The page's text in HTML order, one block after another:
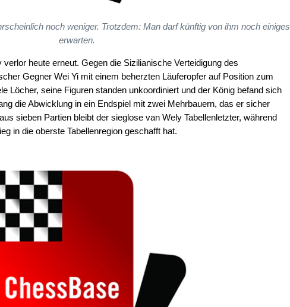
noch weniger. Trotzdem: Man darf künftig von ihm noch einiges
erwarten.
heute erneut. Gegen die Sizilianische Verteidigung des
Gegner Wei Yi mit einem beherzten Läuferopfer auf Position zum
Löcher, seine Figuren standen unkoordiniert und der König befand sich
die Abwicklung in ein Endspiel mit zwei Mehrbauern, das er sicher
sieben Partien bleibt der sieglose van Wely Tabellenletzter, während
in die oberste Tabellenregion geschafft hat.